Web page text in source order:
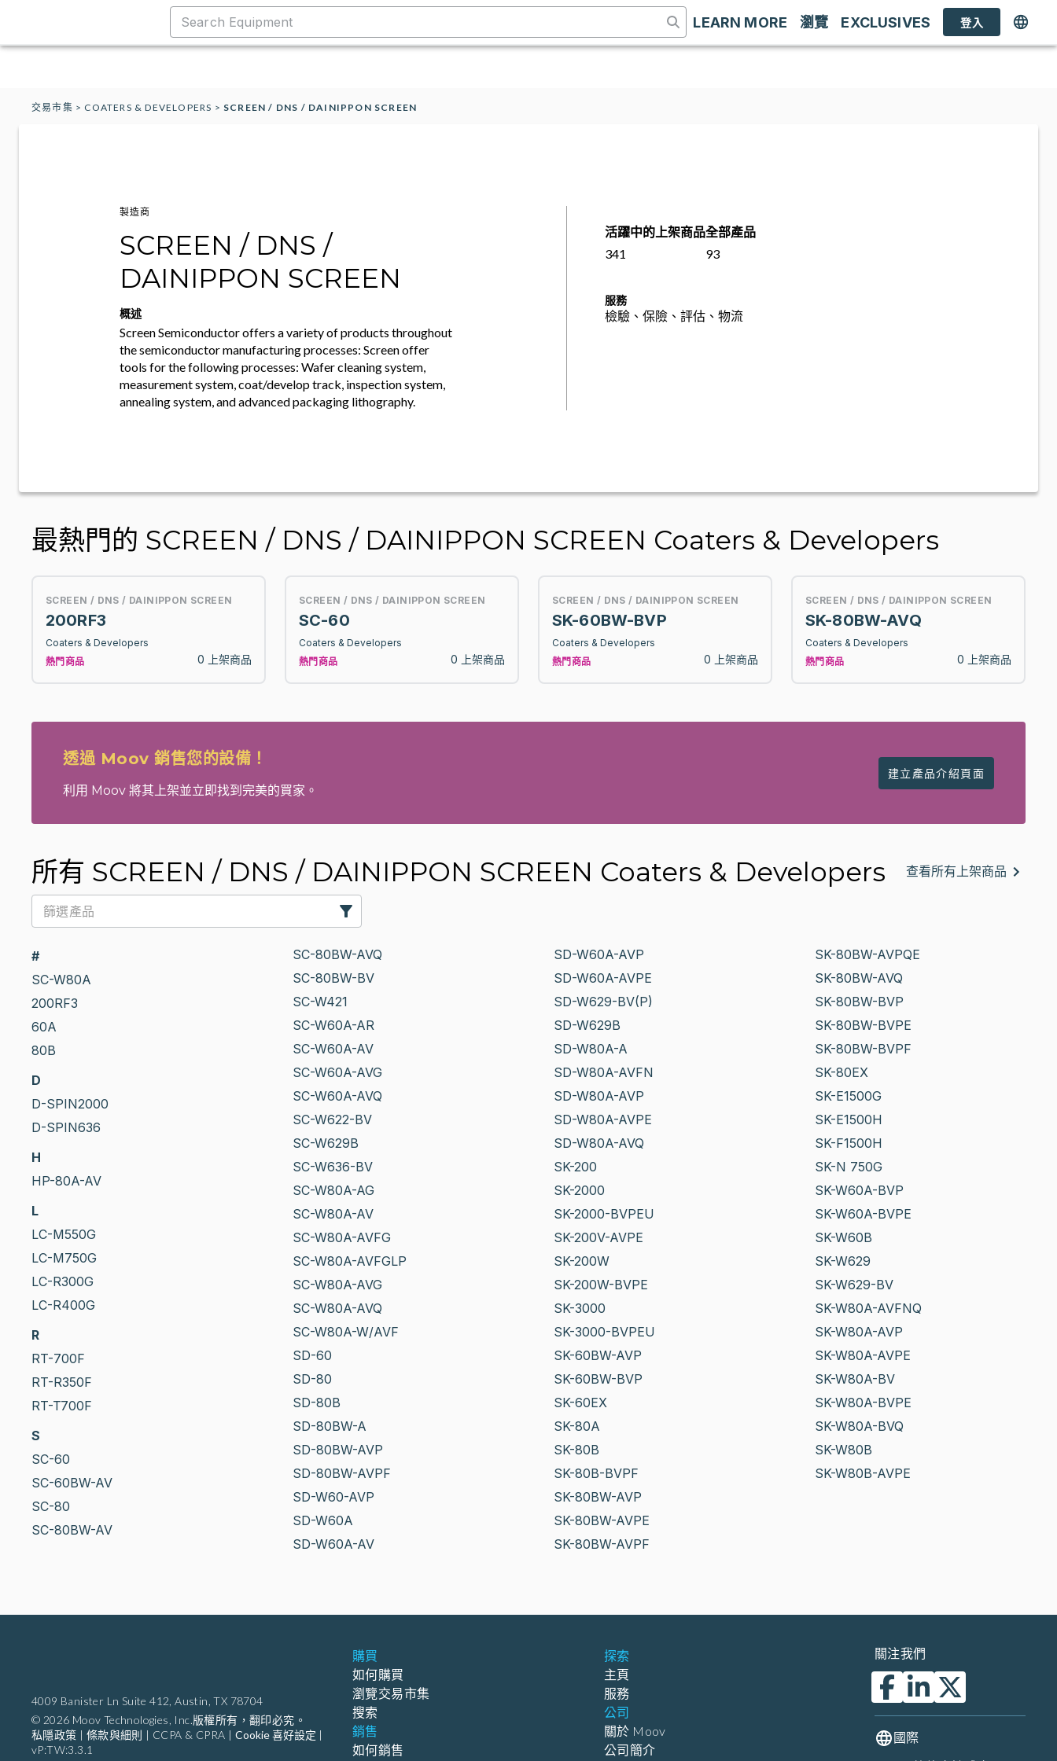
LEARN MORE 瀏覽 EXCLUSIVES 登入
交易市集 > COATERS & DEVELOPERS > SCREEN / DNS / DAINIPPON SCREEN
製造商
SCREEN / DNS /
DAINIPPON SCREEN
概述
Screen Semiconductor offers a variety of products throughout
the semiconductor manufacturing processes: Screen offer
tools for the following processes: Wafer cleaning system,
measurement system, coat/develop track, inspection system,
annealing system, and advanced packaging lithography.
活躍中的上架商品
341
全部產品
93
服務
檢驗、保險、評估、物流
最熱門的 SCREEN / DNS / DAINIPPON SCREEN Coaters & Developers
SCREEN / DNS / DAINIPPON SCREEN
200RF3
Coaters & Developers
熱門商品
0 上架商品
SCREEN / DNS / DAINIPPON SCREEN
SC-60
Coaters & Developers
熱門商品
0 上架商品
SCREEN / DNS / DAINIPPON SCREEN
SK-60BW-BVP
Coaters & Developers
熱門商品
0 上架商品
SCREEN / DNS / DAINIPPON SCREEN
SK-80BW-AVQ
Coaters & Developers
熱門商品
0 上架商品
透過 Moov 銷售您的設備！
利用 Moov 將其上架並立即找到完美的買家。
建立產品介紹頁面
所有 SCREEN / DNS / DAINIPPON SCREEN Coaters & Developers 查看所有上架商品
#
SC-W80A
200RF3
60A
80B
D
D-SPIN2000
D-SPIN636
H
HP-80A-AV
L
LC-M550G
LC-M750G
LC-R300G
LC-R400G
R
RT-700F
RT-R350F
RT-T700F
S
SC-60
SC-60BW-AV
SC-80
SC-80BW-AV
SC-80BW-AVQ
SC-80BW-BV
SC-W421
SC-W60A-AR
SC-W60A-AV
SC-W60A-AVG
SC-W60A-AVQ
SC-W622-BV
SC-W629B
SC-W636-BV
SC-W80A-AG
SC-W80A-AV
SC-W80A-AVFG
SC-W80A-AVFGLP
SC-W80A-AVG
SC-W80A-AVQ
SC-W80A-W/AVF
SD-60
SD-80
SD-80B
SD-80BW-A
SD-80BW-AVP
SD-80BW-AVPF
SD-W60-AVP
SD-W60A
SD-W60A-AV
SD-W60A-AVP
SD-W60A-AVPE
SD-W629-BV(P)
SD-W629B
SD-W80A-A
SD-W80A-AVFN
SD-W80A-AVP
SD-W80A-AVPE
SD-W80A-AVQ
SK-200
SK-2000
SK-2000-BVPEU
SK-200V-AVPE
SK-200W
SK-200W-BVPE
SK-3000
SK-3000-BVPEU
SK-60BW-AVP
SK-60BW-BVP
SK-60EX
SK-80A
SK-80B
SK-80B-BVPF
SK-80BW-AVP
SK-80BW-AVPE
SK-80BW-AVPF
SK-80BW-AVPQE
SK-80BW-AVQ
SK-80BW-BVP
SK-80BW-BVPE
SK-80BW-BVPF
SK-80EX
SK-E1500G
SK-E1500H
SK-F1500H
SK-N 750G
SK-W60A-BVP
SK-W60A-BVPE
SK-W60B
SK-W629
SK-W629-BV
SK-W80A-AVFNQ
SK-W80A-AVP
SK-W80A-AVPE
SK-W80A-BV
SK-W80A-BVPE
SK-W80A-BVQ
SK-W80B
SK-W80B-AVPE
4009 Banister Ln Suite 412, Austin, TX 78704
© 2026 Moov Technologies, Inc.版權所有，翻印必究。
私隱政策 | 條款與細則 | CCPA & CPRA | Cookie 喜好設定 |
vP:TW:3.3.1
購買
如何購買
瀏覽交易市集
搜索
銷售
如何銷售
探索
主頁
服務
公司
關於 Moov
公司簡介
關注我們
國際